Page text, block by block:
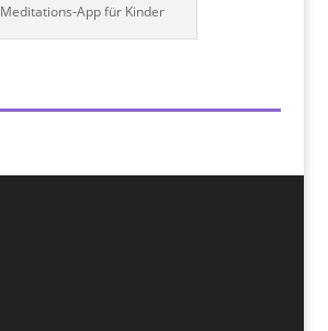
Meditations-App für Kinder